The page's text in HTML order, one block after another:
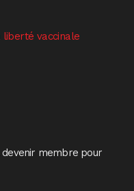
vaccinale
devenir membre pour